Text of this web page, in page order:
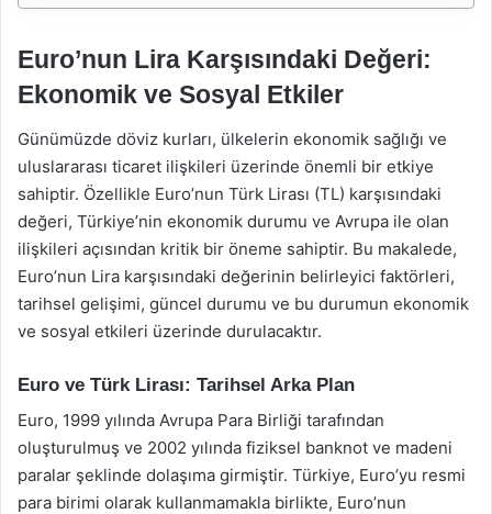
Euro’nun Lira Karşısındaki Değeri:
Ekonomik ve Sosyal Etkiler
Günümüzde döviz kurları, ülkelerin ekonomik sağlığı ve
uluslararası ticaret ilişkileri üzerinde önemli bir etkiye
sahiptir. Özellikle Euro’nun Türk Lirası (TL) karşısındaki
değeri, Türkiye’nin ekonomik durumu ve Avrupa ile olan
ilişkileri açısından kritik bir öneme sahiptir. Bu makalede,
Euro’nun Lira karşısındaki değerinin belirleyici faktörleri,
tarihsel gelişimi, güncel durumu ve bu durumun ekonomik
ve sosyal etkileri üzerinde durulacaktır.
Euro ve Türk Lirası: Tarihsel Arka Plan
Euro, 1999 yılında Avrupa Para Birliği tarafından
oluşturulmuş ve 2002 yılında fiziksel banknot ve madeni
paralar şeklinde dolaşıma girmiştir. Türkiye, Euro’yu resmi
para birimi olarak kullanmamakla birlikte, Euro’nun